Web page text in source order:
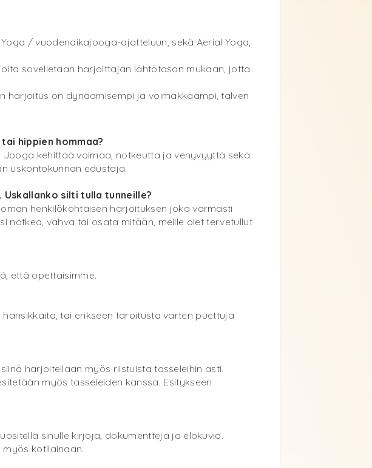
/ vuodenaikajooga-ajatteluun, sekä Aerial Yoga,
sovelletaan harjoittajan lähtötason mukaan, jotta
harjoitus on dynaamisempi ja voimakkaampi, talven
hippien hommaa?
kehittää voimaa, notkeutta ja venyvyyttä sekä
uskontokunnan edustaja.
silti tulla tunneille?
henkilökohtaisen harjoituksen joka varmasti
notkea, vahva tai osata mitään, meille olet tervetullut
että opettaisimme.
tai erikseen taroitusta varten puettuja
harjoitellaan myös riistuista tasseleihin asti.
myös tasseleiden kanssa. Esitykseen
sinulle kirjoja, dokumentteja ja elokuvia.
kotilainaan.